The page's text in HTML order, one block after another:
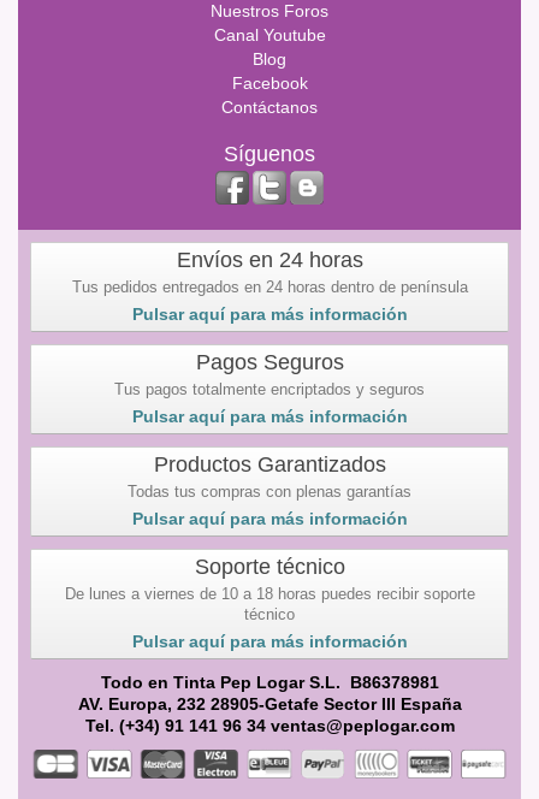
Nuestros Foros
Canal Youtube
Blog
Facebook
Contáctanos
Síguenos
Envíos en 24 horas
Tus pedidos entregados en 24 horas dentro de península
Pulsar aquí para más información
Pagos Seguros
Tus pagos totalmente encriptados y seguros
Pulsar aquí para más información
Productos Garantizados
Todas tus compras con plenas garantías
Pulsar aquí para más información
Soporte técnico
De lunes a viernes de 10 a 18 horas puedes recibir soporte
técnico
Pulsar aquí para más información
Todo en Tinta Pep Logar S.L. B86378981
AV. Europa, 232 28905-Getafe Sector III España
Tel. (+34) 91 141 96 34 ventas@peplogar.com